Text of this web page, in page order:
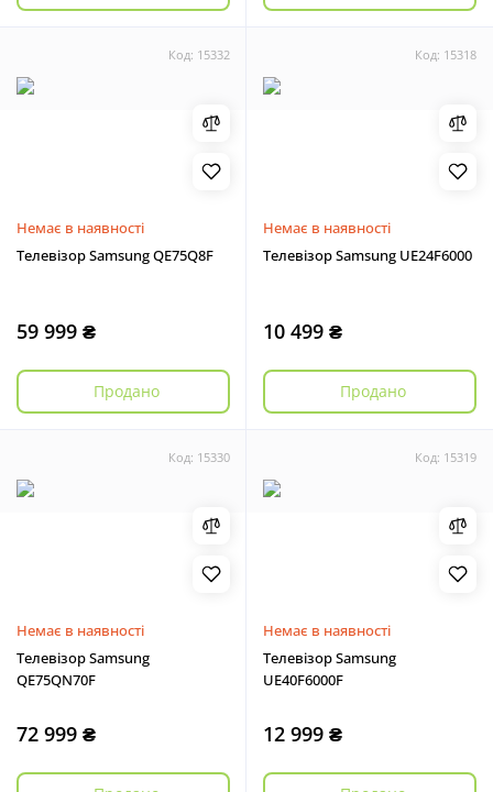
Код: 15332
Немає в наявності
Телевізор Samsung QE75Q8F
59 999 ₴
Продано
Код: 15318
Немає в наявності
Телевізор Samsung UE24F6000
10 499 ₴
Продано
Код: 15330
Немає в наявності
Телевізор Samsung
QE75QN70F
72 999 ₴
Код: 15319
Немає в наявності
Телевізор Samsung
UE40F6000F
12 999 ₴